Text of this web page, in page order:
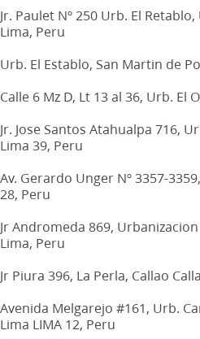
Jr. Paulet Nº 250 Urb. El
Lima, Peru
Urb. El Establo, San Martin de
Calle 6 Mz D, Lt 13 al 36, Urb. El
Jr. Jose Santos Atahualpa 716,
Lima 39, Peru
Av. Gerardo Unger Nº 3357-
28, Peru
Jr Andromeda 869,
Lima, Peru
Jr Piura 396, La Perla, Callao
Avenida Melgarejo #161, Urb.
Lima LIMA 12, Peru